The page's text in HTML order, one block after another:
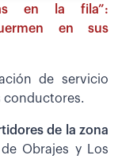
en la fila”:
en sus
de servicio
conductores.
de la zona
Obrajes y Los